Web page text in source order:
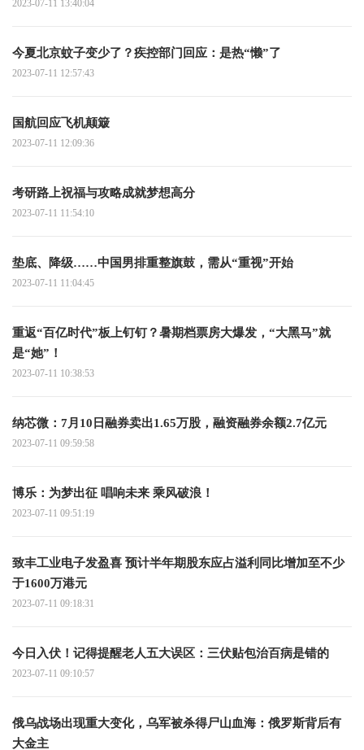
2023-07-11 13:40:04
今夏北京蚊子变少了？疾控部门回应：是热“懒”了
2023-07-11 12:57:43
国航回应飞机颠簸
2023-07-11 12:09:36
考研路上祝福与攻略成就梦想高分
2023-07-11 11:54:10
垫底、降级……中国男排重整旗鼓，需从“重视”开始
2023-07-11 11:04:45
重返“百亿时代”板上钉钉？暑期档票房大爆发，“大黑马”就
是“她”！
2023-07-11 10:38:53
纳芯微：7月10日融券卖出1.65万股，融资融券余额2.7亿元
2023-07-11 09:59:58
博乐：为梦出征 唱响未来 乘风破浪！
2023-07-11 09:51:19
致丰工业电子发盈喜 预计半年期股东应占溢利同比增加至不少
于1600万港元
2023-07-11 09:18:31
今日入伏！记得提醒老人五大误区：三伏贴包治百病是错的
2023-07-11 09:10:57
俄乌战场出现重大变化，乌军被杀得尸山血海：俄罗斯背后有
大金主